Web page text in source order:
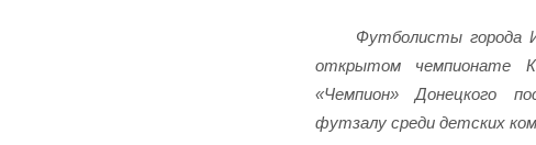
Футболисты города
открытом чемпионате
«Чемпион» Донецкого
футзалу среди детских